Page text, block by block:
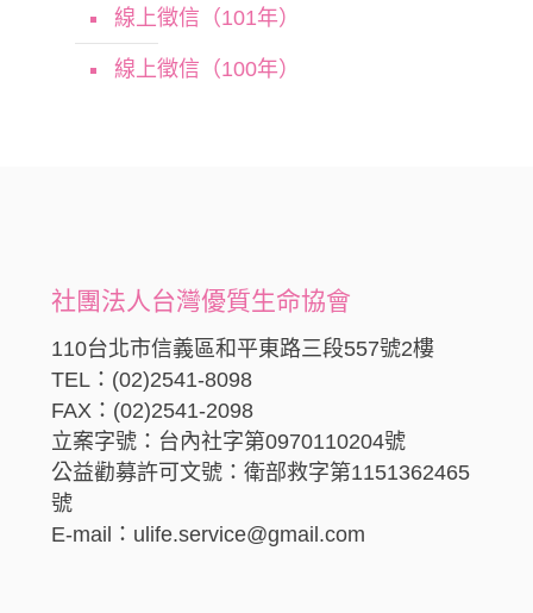
線上徵信（101年）
線上徵信（100年）
社團法人台灣優質生命協會
110台北市信義區和平東路三段557號2樓
TEL：(02)2541-8098
FAX：(02)2541-2098
立案字號：台內社字第0970110204號
公益勸募許可文號：衛部救字第1151362465
號
E-mail：ulife.service@gmail.com